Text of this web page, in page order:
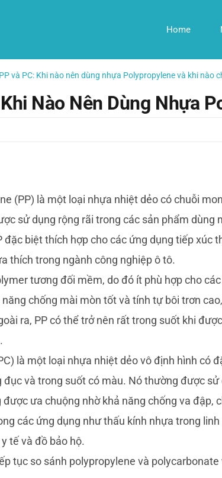
Home
PP và PC: Khi nào nên dùng nhựa Polypropylene và khi nào
Nào Nên Dùng Nhựa
(PP) là một loại nhựa nhiệt dẻo có chuỗi
sử dụng rộng rãi trong các sản phẩm dùng
đặc biệt thích hợp cho các ứng dụng tiếp xúc
thích trong ngành công nghiệp ô tô.
tương đối mềm, do đó ít phù hợp cho
chống mài mòn tốt và tính tự bôi trơn
ra, PP có thể trở nên rất trong suốt khi
là một loại nhựa nhiệt dẻo vô định hình có
đục và trong suốt có màu. Nó thường được
được ưa chuộng nhờ khả năng chống va
các ứng dụng như thấu kính nhựa trong
tế và đồ bảo hộ.
tục so sánh polypropylene và